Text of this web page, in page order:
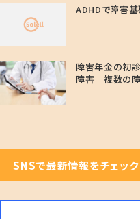
ADHDで障害
障害年金の初
障害 複数の障
SNSで最新情報をチェック